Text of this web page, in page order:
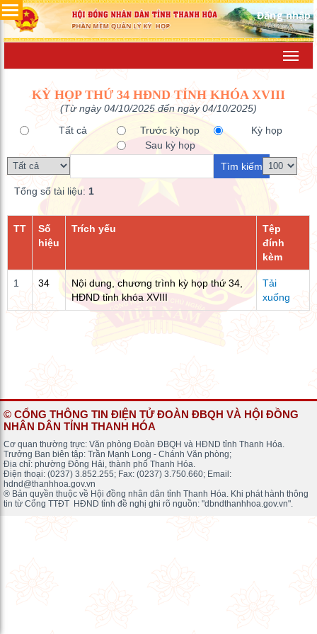
Đăng nhập
KỲ HỌP THỨ 34 HĐND TỈNH KHÓA XVIII
(Từ ngày 04/10/2025 đến ngày 04/10/2025)
Tất cả
Trước kỳ họp
Kỳ họp
Sau kỳ họp
Tổng số tài liệu: 1
TT
Số
hiệu
Trích yếu
Tệp
đính
kèm
1 34
Nội dung, chương trình kỳ họp thứ 34,
HĐND tỉnh khóa XVIII
Tải
xuống
© CỔNG THÔNG TIN ĐIỆN TỬ ĐOÀN ĐBQH VÀ HỘI ĐỒNG
NHÂN DÂN TỈNH THANH HÓA
Cơ quan thường trực: Văn phòng Đoàn ĐBQH và HĐND tỉnh Thanh Hóa.
Trưởng Ban biên tập: Trần Mạnh Long - Chánh Văn phòng;
Địa chỉ: phường Đông Hải, thành phố Thanh Hóa.
Điện thoại: (0237) 3.852.255; Fax: (0237) 3.750.660; Email:
hdnd@thanhhoa.gov.vn
® Bản quyền thuộc về Hội đồng nhân dân tỉnh Thanh Hóa. Khi phát hành thông
tin từ Cổng TTĐT HĐND tỉnh đề nghị ghi rõ nguồn: "dbndthanhhoa.gov.vn".